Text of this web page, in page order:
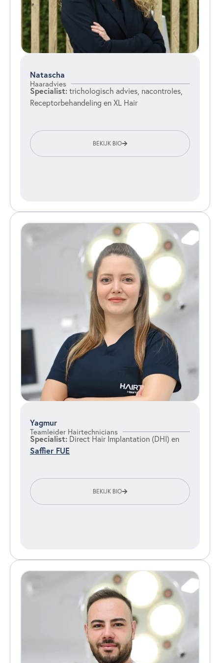
Natascha
Haaradvies
Specialist: trichologisch advies, nacontroles,
Receptorbehandeling en XL Hair
BEKIJK BIO
Yagmur
Teamleider Hairtechnicians
Specialist: Direct Hair Implantation (DHI) en
Saffier FUE
BEKIJK BIO